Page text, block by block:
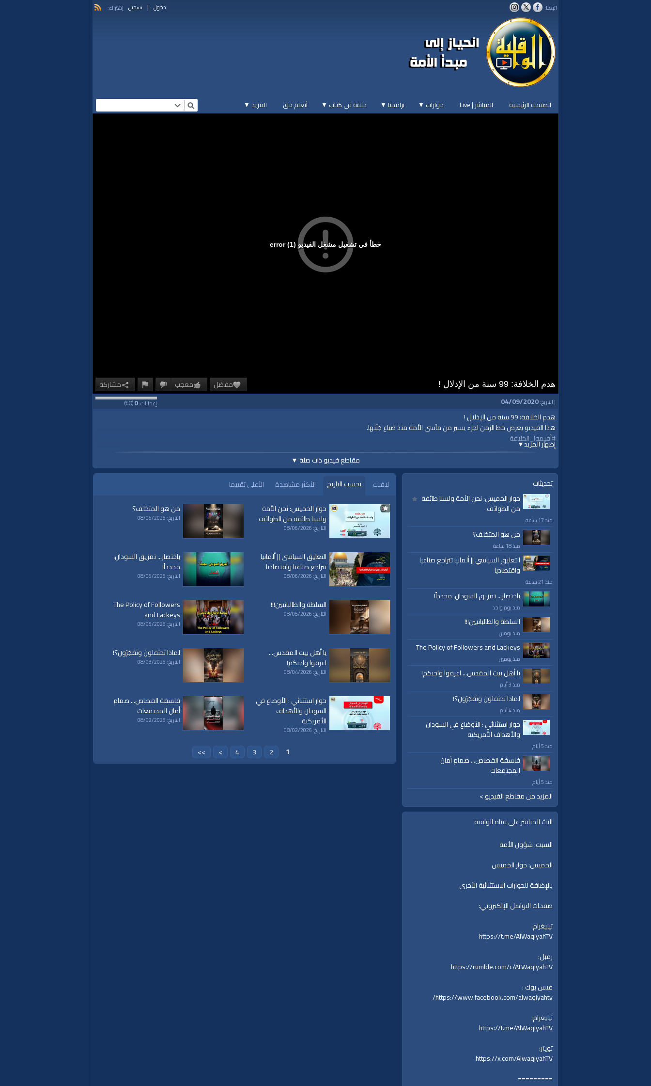
اتبعنا: دخول | تسجيل إشتراك:
الصفحة الرئيسية المباشر | Live حوارات ▼ برامجنا ▼ حلقة في كتاب ▼ أنغام حق المزيد ▼
خطأ في تشغيل مشغل الفيديو (1) error
مفضل معجب مشاركة
هدم الخلافة: 99 سنة من الإذلال !
إعجابات:0
(
0
%) | التاريخ:04/09/2020
إظهار المزيد▼
هدم الخلافة: 99 سنة من الإذلال !
هذا الفيديو يعرض خط الزمن لجزء يسير من مآسي الأمة منذ ضياع جُنّتها.
#أقيموا_الخلافة
#ReturnTheKhilafah
قناة الواقية: انحياز إلى مبدأ الأمة
@قناة الواقية
#قناة_الواقية
www.alwaqiyah.tv | facebook.com/alwaqiyahtv | alwaqiyahtv@twitter
الفئات:
أرشيف الواقية» في ذكرى هدم الخلافة
قنوات:
برامج الواقية
العلامات:قناة|الواقية،|انحياز|إلى|مبدأ|الأمة،
إسلام|أناشيد|دروس|خطب قوية حديث|تلاوة|التغيير|النهضة|إقتصاد|طريق النجاح how to
|
economy
|
politics
|
islam
مقاطع فيديو ذات صلة ▼
تحديثات
حوار الخميس: نحن الأمة ولسنا طائفة
من الطوائف
منذ 17 ساعة
من هو المتخلف؟
منذ 18 ساعة
التعليق السياسي || ألمانيا تتراجع صناعيا
واقتصاديا
منذ 21 ساعة
باختصار... تمزيق السودان، مجدداً!
منذ يوم واحد
السلطة والطالبانيين!!!
منذ يومين
The Policy of Followers and Lackeys
منذ يومين
يا أهل بيت المقدس... اعرفوا واجبكم!
منذ 3 أيام
لماذا تحتفلون وتَفجُرُون؟!
منذ 4 أيام
حوار استثنائي : الأوضاع في السودان
والأهداف الأمريكية
منذ 5 أيام
فلسفة القصاص... صمام أمان
المجتمعات
منذ 5 أيام
المزيد من مقاطع الفيديو >
البث المباشر على قناة الواقية
السبت: شؤون الأمة
الخميس: حوار الخميس
بالإضافة للحوارات الاستثنائية الأخرى
صفحات التواصل الإلكتروني:
تيليغرام:
https://t.me/AlWaqiyahTV
رمبل:
https://rumble.com/c/ALWaqiyahTV
فيس بوك :
https://www.facebook.com/alwaqiyahtv/
تيليغرام:
https://t.me/AlWaqiyahTV
تويتر:
https://x.com/AlwaqiyahTV
=========
لافـت بحسب التاريخ الأكثر مشاهدة
الأعلى تقييما
حوار الخميس: نحن الأمة
ولسنا طائفة من الطوائف
التاريخ: 08/06/2026
من هو المتخلف؟
التاريخ: 08/06/2026
التعليق السياسي || ألمانيا
تتراجع صناعيا واقتصاديا
التاريخ: 08/06/2026
باختصار... تمزيق السودان،
مجدداً!
التاريخ: 08/06/2026
السلطة والطالبانيين!!!
التاريخ: 08/05/2026
The Policy of Followers
and Lackeys
التاريخ: 08/05/2026
يا أهل بيت المقدس...
اعرفوا واجبكم!
التاريخ: 08/04/2026
لماذا تحتفلون وتَفجُرُون؟!
التاريخ: 08/03/2026
حوار استثنائي : الأوضاع في
السودان والأهداف
الأمريكية
التاريخ: 08/02/2026
فلسفة القصاص... صمام
أمان المجتمعات
التاريخ: 08/02/2026
1
2
3
4
>
>>